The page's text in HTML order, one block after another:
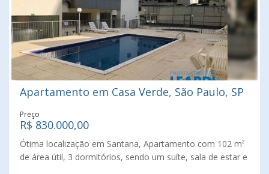
Apartamento em Casa Verde, São Paulo, SP
Preço
R$ 830.000,00
Ótima localização em Santana, Apartamento com 102 m²
de área útil, 3 dormitórios, sendo um suíte, sala de estar e